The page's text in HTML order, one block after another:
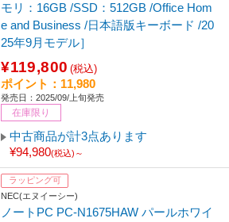
モリ：16GB /SSD：512GB /Office Hom
e and Business /日本語版キーボード /20
25年9月モデル］
¥119,800 (税込)
ポイント：11,980
発売日：2025/09/上旬発売
在庫限り
中古商品が計3点あります
¥94,980(税込)～
ラッピング可
NEC(エヌイーシー)
ノートPC PC-N1675HAW パールホワイ